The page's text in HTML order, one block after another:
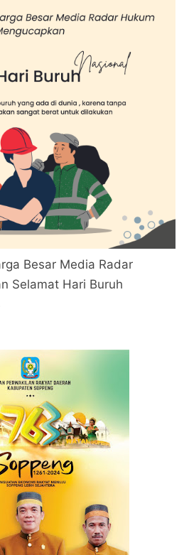
Besar Media Radar
Selamat Hari Buruh